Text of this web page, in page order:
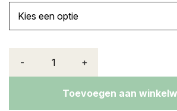
- +
Toevoegen aan